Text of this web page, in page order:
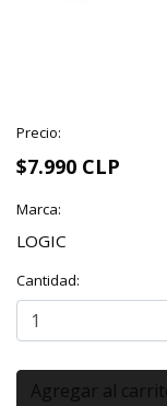
Precio:
$7.990 CLP
Marca:
LOGIC
Cantidad: